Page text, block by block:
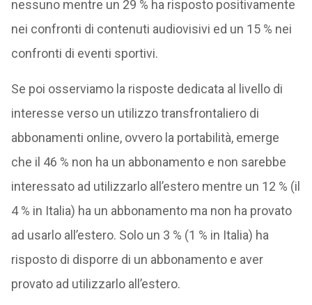
nessuno mentre un 29 % ha risposto positivamente
nei confronti di contenuti audiovisivi ed un 15 % nei
confronti di eventi sportivi.
Se poi osserviamo la risposte dedicata al livello di
interesse verso un utilizzo transfrontaliero di
abbonamenti online, ovvero la portabilità, emerge
che il 46 % non ha un abbonamento e non sarebbe
interessato ad utilizzarlo all’estero mentre un 12 % (il
4 % in Italia) ha un abbonamento ma non ha provato
ad usarlo all’estero. Solo un 3 % (1 % in Italia) ha
risposto di disporre di un abbonamento e aver
provato ad utilizzarlo all’estero.